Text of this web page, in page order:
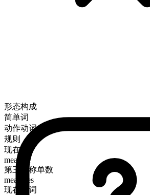
形态构成
简单词
动作动词
规则
现在时
measure
第三人称单数
measures
现在分词